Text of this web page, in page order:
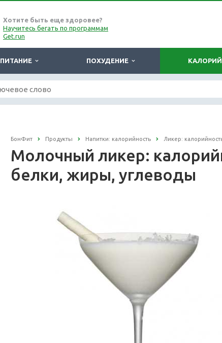
Хотите быть еще здоровее?
Научитесь бегать по программам
Get.run
ПИТАНИЕ ПОХУДЕНИЕ
БонФит Продукты Напитки: калорийность Ликер:
Молочный ликер:
белки, жиры, углеводы